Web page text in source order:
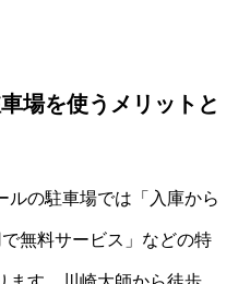
場を使うメリットと
ルの駐車場では「入庫から
無料サービス」などの特